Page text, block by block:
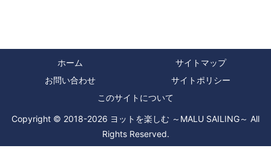
ホーム
サイトマップ
お問い合わせ
サイトポリシー
このサイトについて
Copyright © 2018-2026 ヨットを楽しむ ～MALU SAILING～ All
Rights Reserved.